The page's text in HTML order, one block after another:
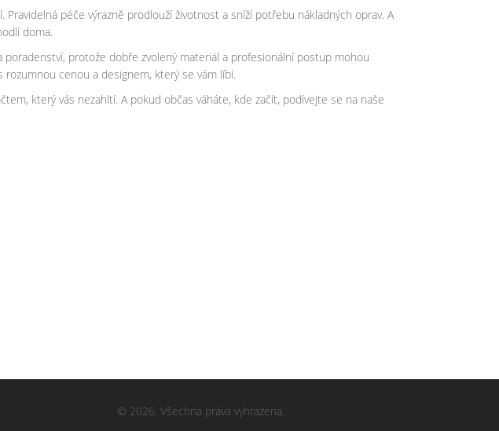
péče výrazně prodlouží životnost a sníží potřebu nákladných oprav. A
doma.
protože dobře zvolený materiál a profesionální postup mohou
cenou a designem, který se vám líbí.
který vás nezahltí. A pokud občas váháte, kde začít, podívejte se na naše
© 2026. Všechna práva vyhrazena.